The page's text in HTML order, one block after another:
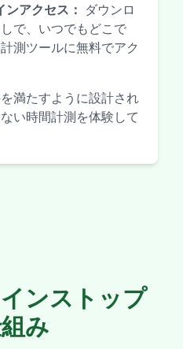
アクセス： ダウンロ
で、いつでもどこで
測ツールに無料でアク
満たすように設計され
い時間計測を体験して
ンストップ
み